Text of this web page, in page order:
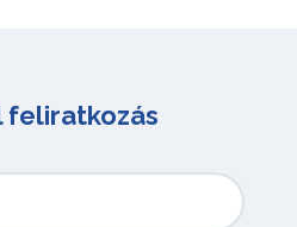
feliratkozás